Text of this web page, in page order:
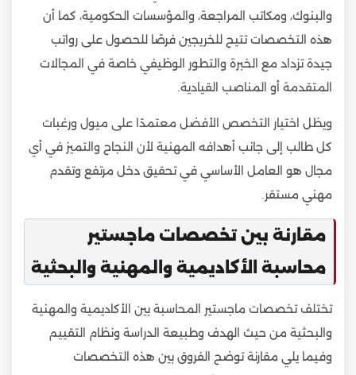
والبنوك، ومكاتب المراجعة، والمؤسسات الحكومية، كما أن
هذه التخصصات تتيح للخريجين فرصًا للحصول على رواتب
جيدة تزداد مع الخبرة والتطور الوظيفي خاصة في المجالات
المتقدمة أو المناصب القيادية.
ويظل اختيار التخصص الأفضل معتمدًا على ميول ورغبات
كل طالب إلى جانب أهدافه المهنية لأن النجاح والتميز في أي
مجال هو العامل الأساسي في تحقيق دخل مرتفع وتقدم
مهني مستقر.
مقارنة بين تخصصات ماجستير
محاسبة الأكاديمية والمهنية والبحثية
تختلف تخصصات ماجستير المحاسبة بين الأكاديمية والمهنية
والبحثية من حيث الهدف وطبيعة الدراسة ونظام التقييم
وفيما يلي مقارنة توضح الفروق بين هذه التخصصات